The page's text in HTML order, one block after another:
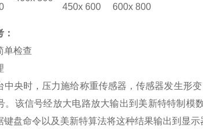
450x 600
600x 800
障简单检查
中央时，压力施给称重传感器，传感器发生形
。该信号经放大电路放大输出到美新特特制模
盘命令以及美新特算法将这种结果输出到显示